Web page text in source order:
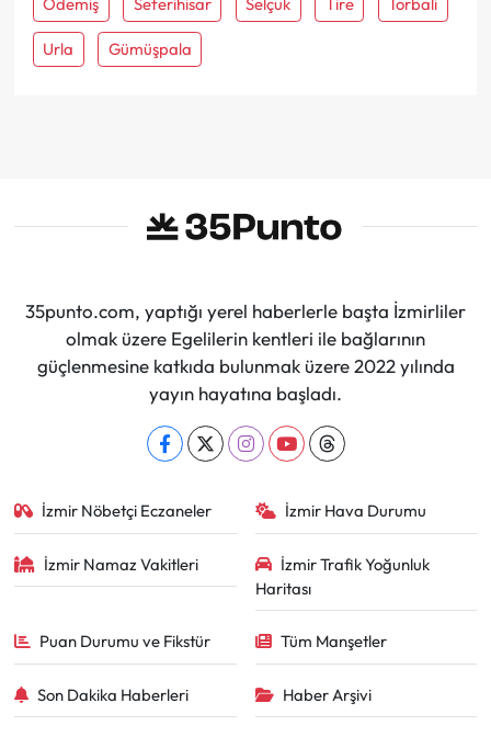
Urla Gümüşpala
35punto.com, yaptığı yerel haberlerle başta İzmirliler
olmak üzere Egelilerin kentleri ile bağlarının
güçlenmesine katkıda bulunmak üzere 2022 yılında
yayın hayatına başladı.
İzmir Nöbetçi Eczaneler İzmir Hava Durumu
İzmir Namaz Vakitleri
İzmir Trafik Yoğunluk
Haritası
Puan Durumu ve Fikstür Tüm Manşetler
Son Dakika Haberleri Haber Arşivi